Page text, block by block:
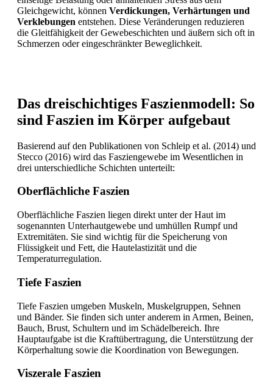
Gleichgewicht, können Verdickungen, Verhärtungen und
Verklebungen entstehen. Diese Veränderungen reduzieren
die Gleitfähigkeit der Gewebeschichten und äußern sich oft in
Schmerzen oder eingeschränkter Beweglichkeit.
Das dreischichtiges Faszienmodell: So
sind Faszien im Körper aufgebaut
Basierend auf den Publikationen von Schleip et al. (2014) und
Stecco (2016) wird das Fasziengewebe im Wesentlichen in
drei unterschiedliche Schichten unterteilt:
Oberflächliche Faszien
Oberflächliche Faszien liegen direkt unter der Haut im
sogenannten Unterhautgewebe und umhüllen Rumpf und
Extremitäten. Sie sind wichtig für die Speicherung von
Flüssigkeit und Fett, die Hautelastizität und die
Temperaturregulation.
Tiefe Faszien
Tiefe Faszien umgeben Muskeln, Muskelgruppen, Sehnen
und Bänder. Sie finden sich unter anderem in Armen, Beinen,
Bauch, Brust, Schultern und im Schädelbereich. Ihre
Hauptaufgabe ist die Kraftübertragung, die Unterstützung der
Körperhaltung sowie die Koordination von Bewegungen.
Viszerale Faszien